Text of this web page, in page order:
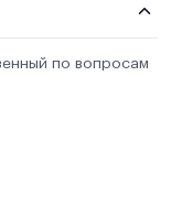
по вопросам